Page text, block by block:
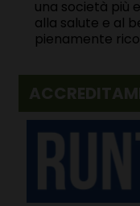
una società più
alla salute e al
pienamente